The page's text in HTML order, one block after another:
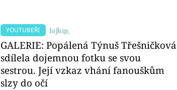
YOUTUBEŘI
GALERIE: Popálená Týnuš Třešničková
sdílela dojemnou fotku se svou
sestrou. Její vzkaz vhání fanouškům
slzy do očí